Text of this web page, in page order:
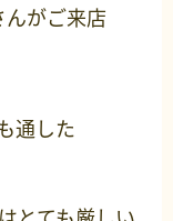
がご来店
通した